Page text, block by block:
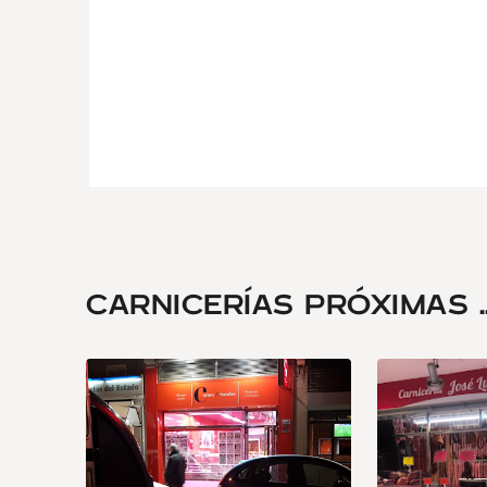
CARNICERÍAS PRÓXIMAS